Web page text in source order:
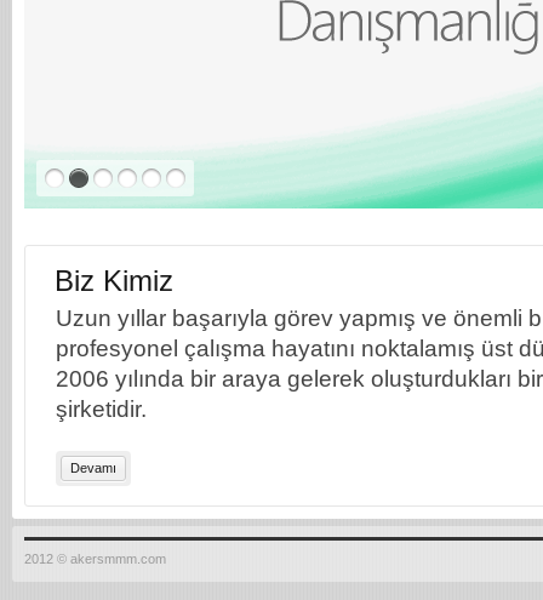
Biz Kimiz
Uzun yıllar başarıyla görev yapmış ve önemli
profesyonel çalışma hayatını noktalamış üst
2006 yılında bir araya gelerek oluşturdukları
şirketidir.
Devamı
2012 © akersmmm.com